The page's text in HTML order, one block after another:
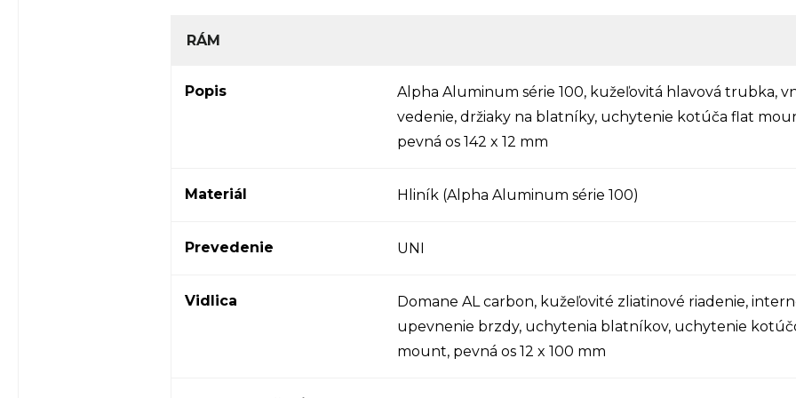
RÁM
Popis
Alpha Aluminum série 100, kužeľovitá hlavová trubka,
vedenie, držiaky na blatníky, uchytenie kotúča flat
pevná os 142 x 12 mm
Materiál Hliník (Alpha Aluminum série 100)
Prevedenie UNI
Vidlica
Domane AL carbon, kužeľovité zliatinové riadenie,
upevnenie brzdy, uchytenia blatníkov, uchytenie
mount, pevná os 12 x 100 mm